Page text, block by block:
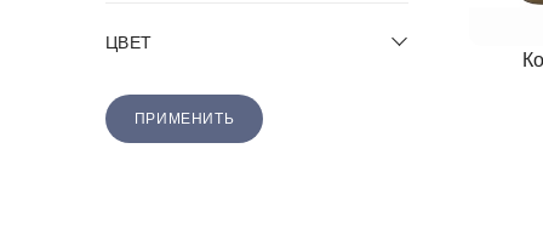
ЦВЕТ
ПРИМЕНИТЬ